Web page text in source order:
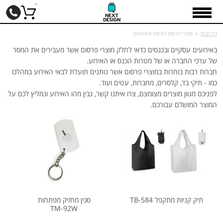
דף הבית > מוצרי פרסום לכנסים ולאירועים
באירועים עסקיים ובכנסים כדאי לחלק מוצרי פרסום אשר מעבירים את המסר
של ערכי החברה או של מטרות הכנס או האירוע.
חברות רבות בוחרות במוצרי פרסום אשר נותנים תועלת לבאי האירוע במהלכו
כמו - תיקי בד, קלסרים, מחברות, עטים ועוד.
לפניכם מגוון מוצרים מצומצם, צרו איתנו קשר, נבין מהו האירוע ונמליץ לכם על
המוצר המושלם עבורכם.
תיק קניות מתקפל TB-584
סכין מחזיק מפתחות
TM-92W